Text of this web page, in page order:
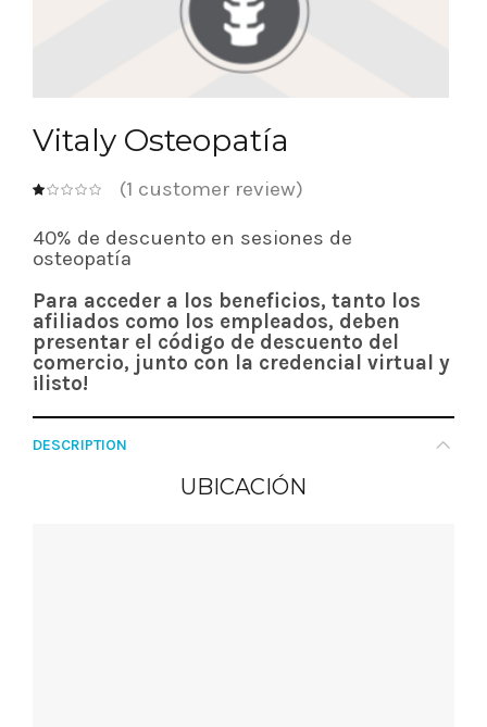
Vitaly Osteopatía
(1 customer review)
40% de descuento en sesiones de
osteopatía
Para acceder a los beneficios, tanto los
afiliados como los empleados, deben
presentar el código de descuento del
comercio, junto con la credencial virtual y
¡listo!
DESCRIPTION
UBICACIÓN